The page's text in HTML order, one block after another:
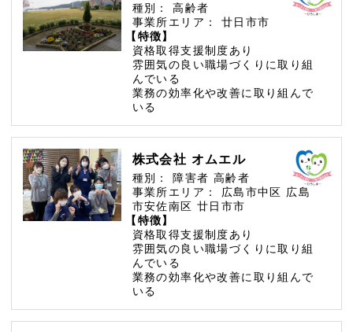
種別：
高齢者
事業所エリア：
廿日市市
【特徴】
資格取得支援制度あり
雰囲気の良い職場づくりに取り組
んでいる
業務の効率化や改善に取り組んで
いる
株式会社 オムエル
種別： 障害者 高齢者
事業所エリア：
広島市中区 広島
市安佐南区 廿日市市
【特徴】
資格取得支援制度あり
雰囲気の良い職場づくりに取り組
んでいる
業務の効率化や改善に取り組んで
いる